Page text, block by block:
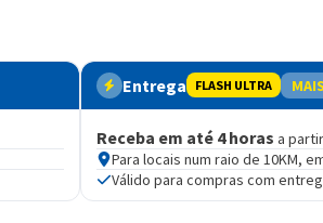
Entrega FLASH ULTRA
Receba em até 4 horas a
Para locais num raio de 10KM,
Válido para compras com